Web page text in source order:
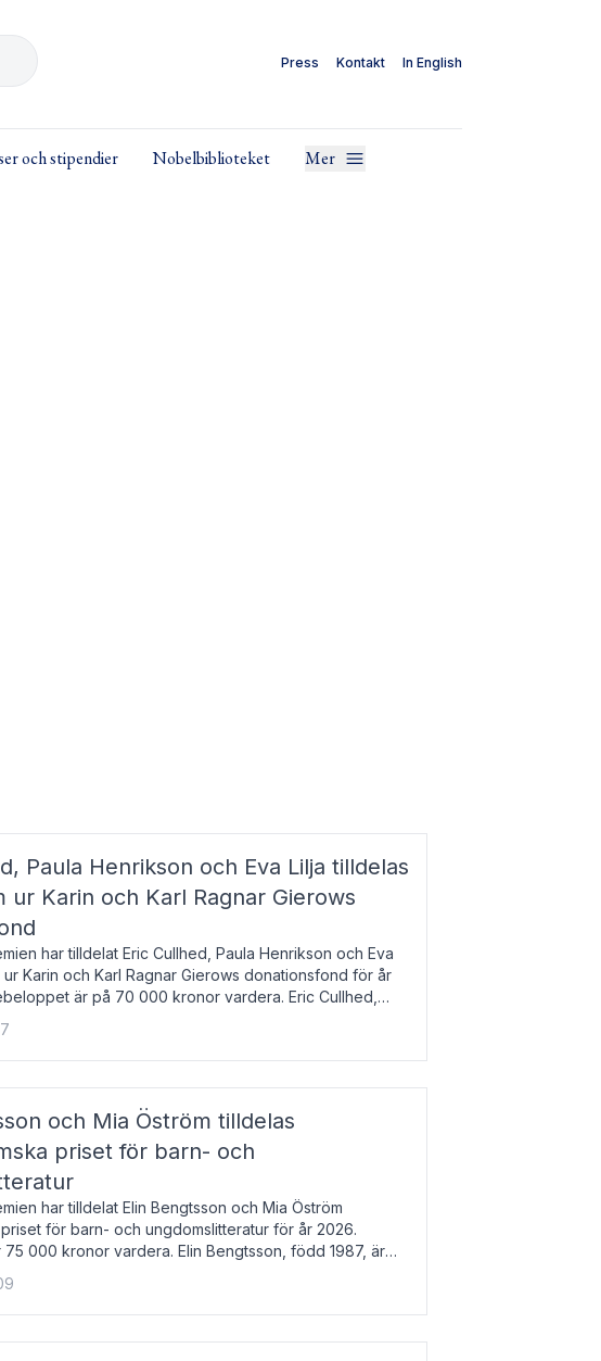
Press Kontakt In English
och stipendier Nobelbiblioteket Mer
Paula Henrikson och Eva Lilja tilldelas
ur Karin och Karl Ragnar Gierows
har tilldelat Eric Cullhed, Paula Henrikson och Eva
ur Karin och Karl Ragnar Gierows donationsfond för år
är på 70 000 kronor vardera. Eric Cullhed,
i grekis
och Mia Öström tilldelas
priset för barn- och
har tilldelat Elin Bengtsson och Mia Öström
för barn- och ungdomslitteratur för år 2026.
000 kronor vardera. Elin Bengtsson, född 1987, är
i genusvetenskap.